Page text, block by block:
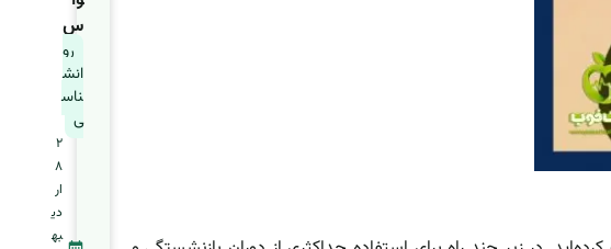
س
رو
انش
ناس
ی
2
8
ار
دی
به